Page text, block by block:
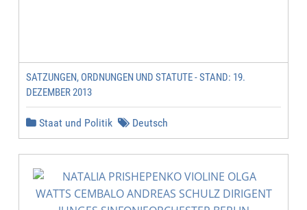
SATZUNGEN, ORDNUNGEN UND STATUTE - STAND: 19.
DEZEMBER 2013
Staat und Politik Deutsch